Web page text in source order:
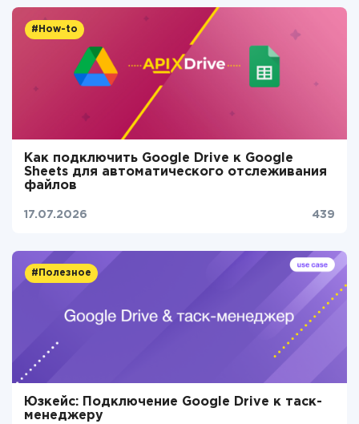
#How-to
Как подключить Google Drive к Google
Sheets для автоматического отслеживания
файлов
17.07.2026 439
#Полезное
Юзкейс: Подключение Google Drive к таск-
менеджеру